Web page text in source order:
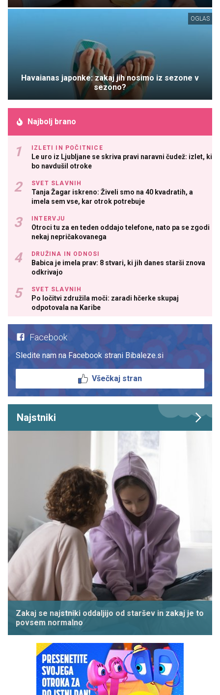
OGLAS
Havaianas japonke: zakaj jih nosimo iz sezone v
sezono?
Najbolj brano
IZLETI IN POČITNICE
Le uro iz Ljubljane se skriva pravi naravni čudež: izlet, ki
bo navdušil otroke
SVET SLAVNIH
Tanja Žagar iskreno: Živeli smo na 40 kvadratih, a
imela sem vse, kar otrok potrebuje
INTERVJU
Otroci tu za en teden oddajo telefone, nato pa se zgodi
nekaj nepričakovanega
DRUŽINA IN ODNOSI
Babica je imela prav: 8 stvari, ki jih danes starši znova
odkrivajo
SVET SLAVNIH
Po ločitvi združila moči: zaradi hčerke skupaj
odpotovala na Karibe
Facebook
Sledite nam na Facebook strani Bibaleze.si
Všečkaj stran
Najstniki
Zakaj se najstniki oddaljijo od staršev in zakaj je to
povsem normalno